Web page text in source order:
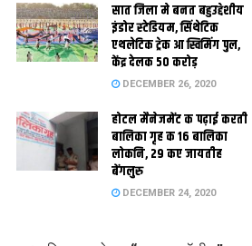
सात जिला मे बनत बहुउद्देशीय
इंडोर स्‍टेडि‍यम, सिंथेटिक
एथलेटिक ट्रेक आ स्विमिंग पुल,
केंद्र देलक 50 करोड़
DECEMBER 26, 2020
होटल मैनेजमेंट क पढ़ाई करती
बालिका गृह क 16 बालिका
लोकनि, 29 कए जायतीह
बेंगलुरु
DECEMBER 24, 2020